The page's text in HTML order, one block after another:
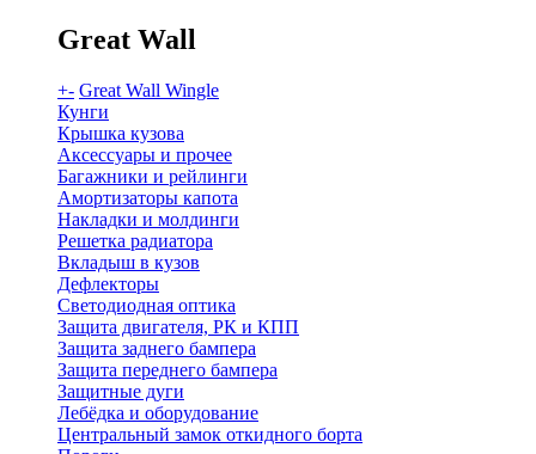
Great Wall
+- Great Wall Wingle
Кунги
Крышка кузова
Аксессуары и прочее
Багажники и рейлинги
Амортизаторы капота
Накладки и молдинги
Решетка радиатора
Вкладыш в кузов
Дефлекторы
Светодиодная оптика
Защита двигателя, РК и КПП
Защита заднего бампера
Защита переднего бампера
Защитные дуги
Лебёдка и оборудование
Центральный замок откидного борта